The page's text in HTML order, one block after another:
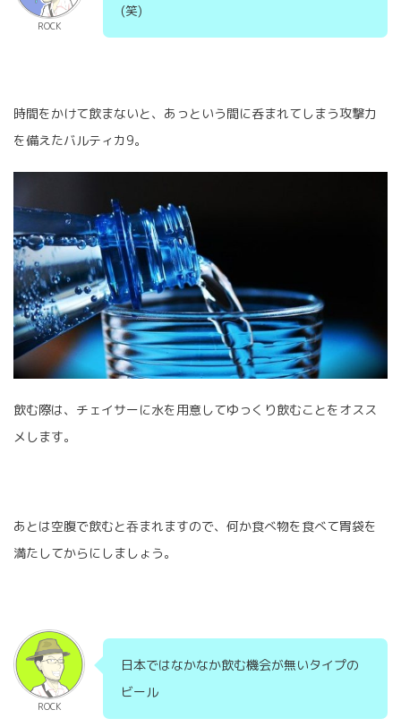
ROCK
(笑)
時間をかけて飲まないと、あっという間に呑まれてしまう攻撃力
を備えたバルティカ9。
飲む際は、チェイサーに水を用意してゆっくり飲むことをオスス
メします。
あとは空腹で飲むと吞まれますので、何か食べ物を食べて胃袋を
満たしてからにしましょう。
ROCK
日本ではなかなか飲む機会が無いタイプの
ビール